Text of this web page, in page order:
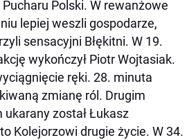
Pucharu Polski. W rewanżowe
lepiej weszli gospodarze,
sensacyjni Błękitni. W 19.
wykończył Piotr Wojtasiak.
ręki. 28. minuta
zmianę ról. Drugim
został Łukasz
Kolejorzowi drugie życie. W 34.